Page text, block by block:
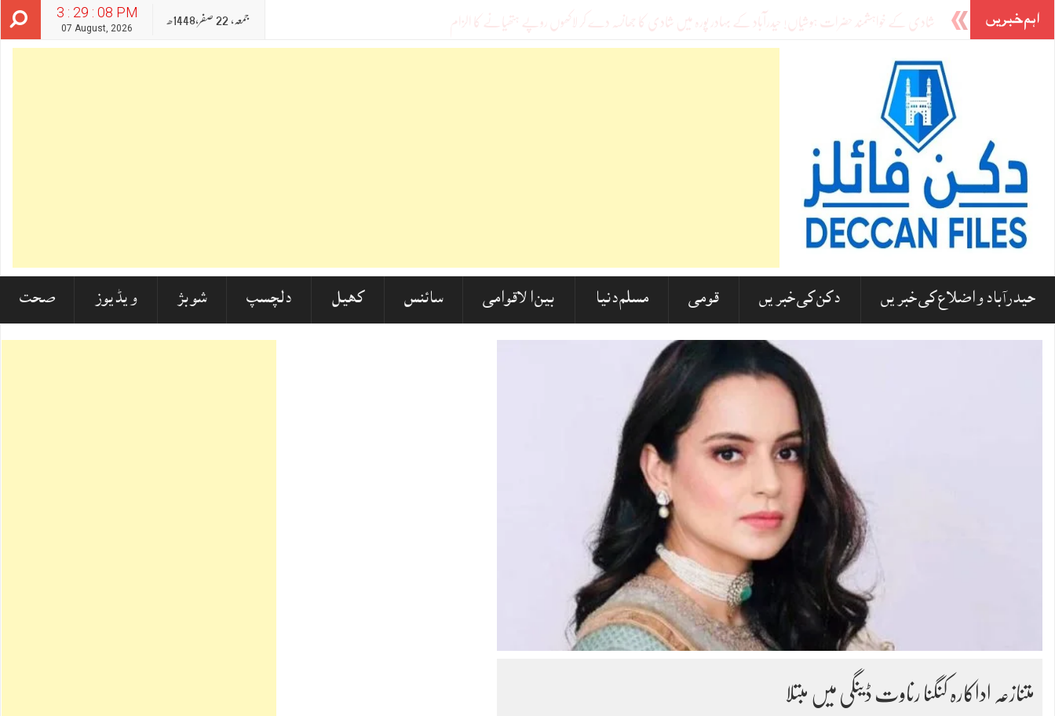
3 : 29 : 09 PM
07 August, 2026
جمعہ‬‮, 22 صفر‬,1448ھ اہم خبریں
حیدرآباد و اضلاع کی خبریں دکن کی خبریں قومی مسلم دنیا بین الاقوامی سائنس کھیل دلچسپ شوبز ویڈیوز صحت
متنازعہ اداکارہ کنگنا رناوت ڈینگی میں مبتلا